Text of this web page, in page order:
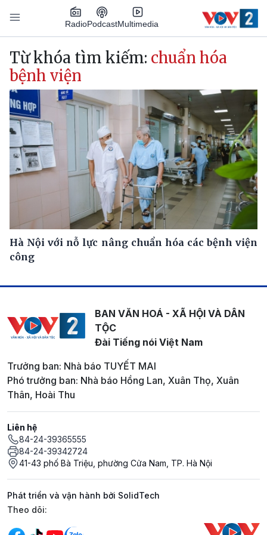
Nhảy đến nội dung
RadioPodcastMultimedia
Main navigation
Từ khóa tìm kiếm: chuẩn hóa
bệnh viện
Hà Nội với nỗ lực nâng chuẩn hóa các bệnh viện
công
BAN VĂN HOÁ - XÃ HỘI VÀ DÂN
TỘC
Đài Tiếng nói Việt Nam
Trưởng ban: Nhà báo TUYẾT MAI
Phó trưởng ban: Nhà báo Hồng Lan, Xuân Thọ, Xuân
Thân, Hoài Thu
Liên hệ
84-24-39365555
84-24-39342724
41-43 phố Bà Triệu, phường Cửa Nam, TP. Hà Nội
Phát triển và vận hành bởi SolidTech
Mạng xã hội
Theo dõi: